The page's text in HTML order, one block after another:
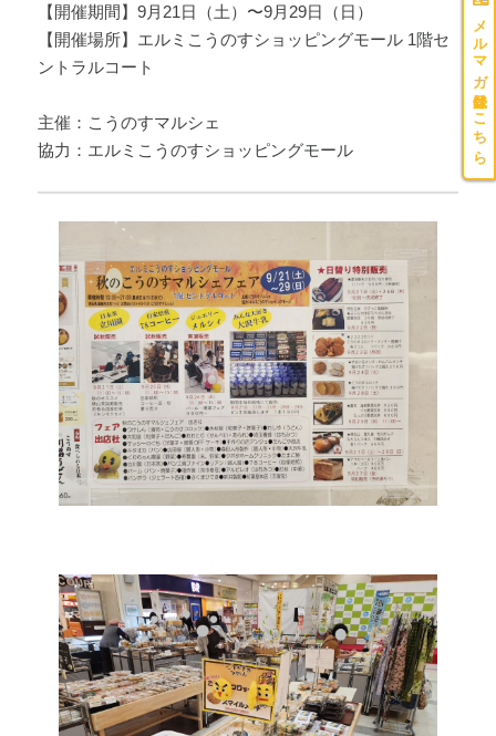
【開催期間】9月21日（土）〜9月29日（日）
【開催場所】エルミこうのすショッピングモール 1階セ
ントラルコート
主催：こうのすマルシェ
協力：エルミこうのすショッピングモール
メルマガ登録はこちら